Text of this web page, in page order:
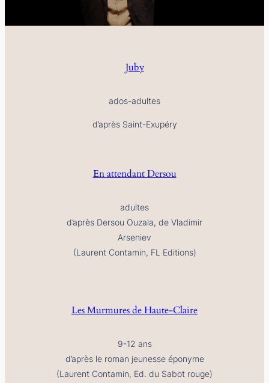
Juby
ados-adultes
d’après Saint-Exupéry
En attendant Dersou
adultes
d’après Dersou Ouzala, de Vladimir
Arseniev
(Laurent Contamin, FL Editions)
Les Murmures de Haute-Claire
9-12 ans
d’après le roman jeunesse éponyme
(Laurent Contamin, Ed. du Sabot rouge)